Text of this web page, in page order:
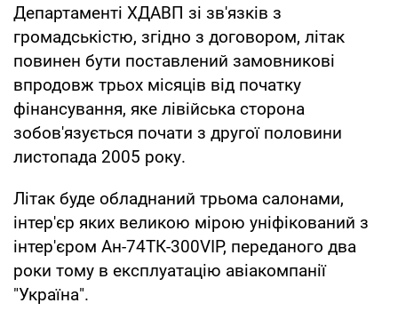
Департаменті ХДАВП зі зв'язків з
громадськістю, згідно з договором, літак
повинен бути поставлений замовникові
впродовж трьох місяців від початку
фінансування, яке лівійська сторона
зобов'язується почати з другої половини
листопада 2005 року.
Літак буде обладнаний трьома салонами,
інтер'єр яких великою мірою уніфікований з
інтер'єром Ан-74ТК-300VIP, переданого два
роки тому в експлуатацію авіакомпанії
"Україна".